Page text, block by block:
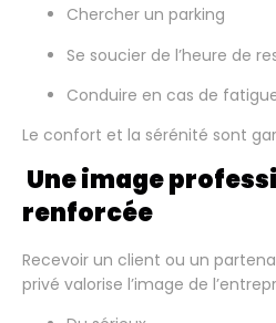
Chercher un parking
Se soucier de l’heure de
Conduire en cas de
Le confort et la sérénité sont
Une image
renforcée
Recevoir un client ou un
privé valorise l’image de